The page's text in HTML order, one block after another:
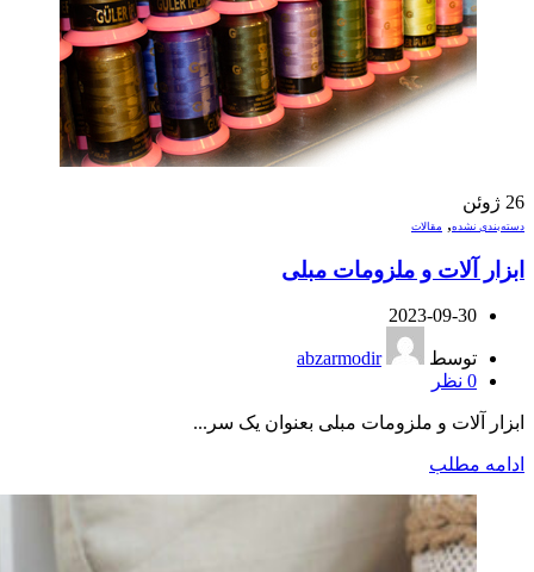
26 ژوئن
دسته‌بندی نشده, مقالات
ابزار آلات و ملزومات مبلی
2023-09-30
توسط
abzarmodir
0 نظر
ابزار آلات و ملزومات مبلی بعنوان یک سر...
ادامه مطلب